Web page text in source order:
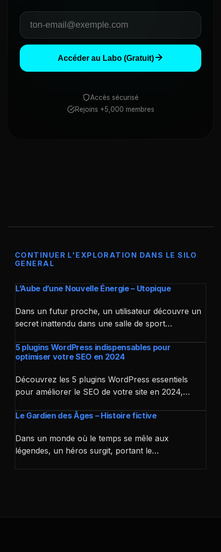
Accéder au Labo (Gratuit)
Accès sécurisé
Rejoins +5,000 membres
CONTINUER L'EXPLORATION DANS LE SILO
GENERAL
L’Aube d’une Nouvelle Énergie – Utopique
Dans un futur proche, un utilisateur découvre un
secret inattendu dans une salle de sport…
5 plugins WordPress indispensables pour
optimiser votre SEO en 2024
Découvrez les 5 plugins WordPress essentiels
pour améliorer le SEO de votre site en 2024,…
Le Gardien des Âges – Histoire fictive
Dans un monde où le temps se mêle aux
légendes, un héros surgit, portant le…